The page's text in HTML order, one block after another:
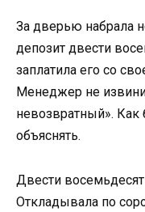
За дверью набрала
депозит двести
заплатила его со
Менеджер не
невозвратный».
объяснять.
Двести
Откладывала по